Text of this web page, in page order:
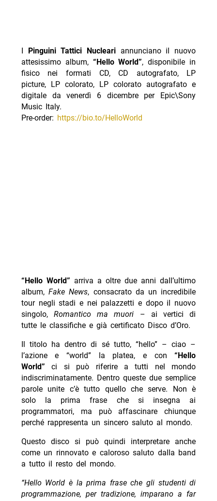
I Pinguini Tattici Nucleari annunciano il nuovo
attesissimo album, “Hello World”, disponibile in
fisico nei formati CD, CD autografato, LP
picture, LP colorato, LP colorato autografato e
digitale da venerdì 6 dicembre per Epic\Sony
Music Italy.
Pre-order: https://bio.to/HelloWorld
“Hello World” arriva a oltre due anni dall’ultimo
album,Fake News, consacrato da un incredibile
tour negli stadi e nei palazzetti e dopo il nuovo
singolo,Romantico ma muori – ai vertici di
tutte le classifiche e già certificato Disco d’Oro.
Il titolo ha dentro di sé tutto, “hello” – ciao –
l’azione e “world” la platea, e con“Hello
World”
ci si può riferire a tutti nel mondo
indiscriminatamente. Dentro queste due semplice
parole unite c’è tutto quello che serve. Non è
solo la prima frase che si insegna ai
programmatori, ma può affascinare chiunque
perché rappresenta un sincero saluto al mondo.
Questo disco si può quindi interpretare anche
come un rinnovato e caloroso saluto dalla band
a tutto il resto del mondo.
“Hello World è la prima frase che gli studenti di
programmazione, per tradizione, imparano a far